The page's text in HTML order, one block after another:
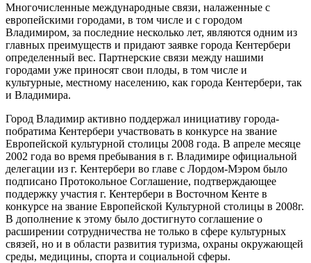
Многочисленные международные связи, налаженные с
европейскими городами, в том числе и с городом
Владимиром, за последние несколько лет, являются одним из
главных преимуществ и придают заявке города Кентербери
определенный вес. Партнерские связи между нашими
городами уже приносят свои плоды, в том числе и
культурные, местному населению, как города Кентербери, так
и Владимира.
Город Владимир активно поддержал инициативу города-
побратима Кентербери участвовать в конкурсе на звание
Европейской культурной столицы 2008 года. В апреле месяце
2002 года во время пребывания в г. Владимире официальной
делегации из г. Кентербери во главе с Лордом-Мэром было
подписано Протокольное Соглашение, подтверждающее
поддержку участия г. Кентербери в Восточном Кенте в
конкурсе на звание Европейской Культурной столицы в 2008г.
В дополнение к этому было достигнуто соглашение о
расширении сотрудничества не только в сфере культурных
связей, но и в области развития туризма, охраны окружающей
среды, медицины, спорта и социальной сферы.